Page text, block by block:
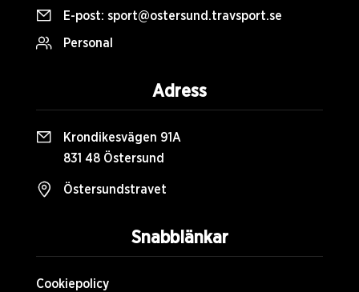
Snabblänkar
Cookiepolicy
E-post: sport@ostersund.travsport.se
Personal
Adress
Krondikesvägen 91A
831 48 Östersund
Östersundstravet